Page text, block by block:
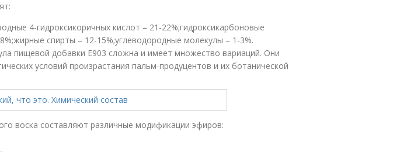
4-гидроксикоричных кислот – 21-22%;гидроксикарбоновые
спирты – 12-15%;углеводородные молекулы – 1-3%.
пищевой добавки Е903 сложна и имеет множество вариаций. Они
условий произрастания пальм-продуцентов и их ботанической
воска составляют различные модификации эфиров: